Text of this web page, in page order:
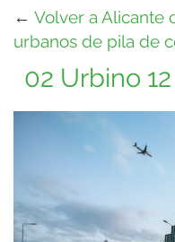
← Volver a Alicante
urbanos de pila de
02 Urbino